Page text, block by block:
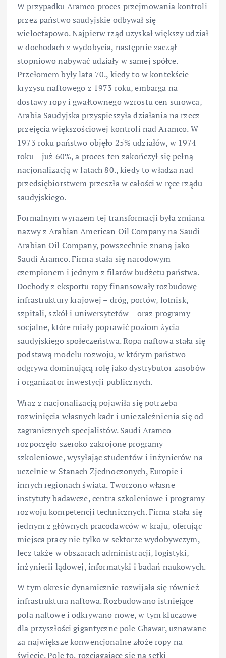
W przypadku Aramco proces przejmowania kontroli
przez państwo saudyjskie odbywał się
wieloetapowo. Najpierw rząd uzyskał większy udział
w dochodach z wydobycia, następnie zaczął
stopniowo nabywać udziały w samej spółce.
Przełomem były lata 70., kiedy to w kontekście
kryzysu naftowego z 1973 roku, embarga na
dostawy ropy i gwałtownego wzrostu cen surowca,
Arabia Saudyjska przyspieszyła działania na rzecz
przejęcia większościowej kontroli nad Aramco. W
1973 roku państwo objęło 25% udziałów, w 1974
roku – już 60%, a proces ten zakończył się pełną
nacjonalizacją w latach 80., kiedy to władza nad
przedsiębiorstwem przeszła w całości w ręce rządu
saudyjskiego.
Formalnym wyrazem tej transformacji była zmiana
nazwy z Arabian American Oil Company na Saudi
Arabian Oil Company, powszechnie znaną jako
Saudi Aramco. Firma stała się narodowym
czempionem i jednym z filarów budżetu państwa.
Dochody z eksportu ropy finansowały rozbudowę
infrastruktury krajowej – dróg, portów, lotnisk,
szpitali, szkół i uniwersytetów – oraz programy
socjalne, które miały poprawić poziom życia
saudyjskiego społeczeństwa. Ropa naftowa stała się
podstawą modelu rozwoju, w którym państwo
odgrywa dominującą rolę jako dystrybutor zasobów
i organizator inwestycji publicznych.
Wraz z nacjonalizacją pojawiła się potrzeba
rozwinięcia własnych kadr i uniezależnienia się od
zagranicznych specjalistów. Saudi Aramco
rozpoczęło szeroko zakrojone programy
szkoleniowe, wysyłając studentów i inżynierów na
uczelnie w Stanach Zjednoczonych, Europie i
innych regionach świata. Tworzono własne
instytuty badawcze, centra szkoleniowe i programy
rozwoju kompetencji technicznych. Firma stała się
jednym z głównych pracodawców w kraju, oferując
miejsca pracy nie tylko w sektorze wydobywczym,
lecz także w obszarach administracji, logistyki,
inżynierii lądowej, informatyki i badań naukowych.
W tym okresie dynamicznie rozwijała się również
infrastruktura naftowa. Rozbudowano istniejące
pola naftowe i odkrywano nowe, w tym kluczowe
dla przyszłości gigantyczne pole Ghawar, uznawane
za największe konwencjonalne złoże ropy na
świecie. Pole to, rozciągające się na setki